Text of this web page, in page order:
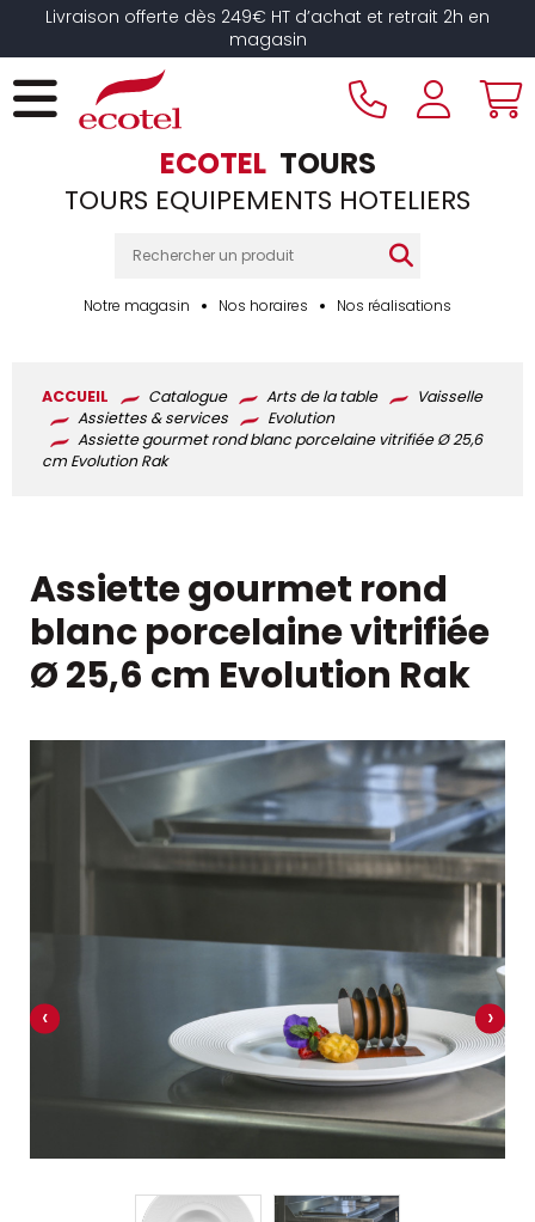
Livraison offerte dès 249€ HT d’achat et retrait 2h en
magasin
ECOTEL TOURS
TOURS EQUIPEMENTS HOTELIERS
Notre magasin Nos horaires Nos réalisations
ACCUEIL Catalogue Arts de la table
Vaisselle
Assiettes & services
Evolution
Assiette gourmet rond blanc porcelaine vitrifiée Ø 25,6
cm Evolution Rak
Assiette gourmet rond
blanc porcelaine vitrifiée
Ø 25,6 cm Evolution Rak
‹ ›
Panneau de gestion des cookies